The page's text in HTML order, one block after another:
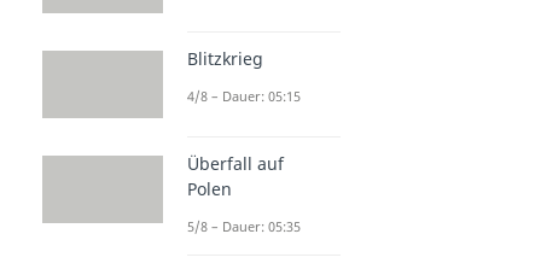
Blitzkrieg
4/8 – Dauer: 05:15
Überfall auf
Polen
5/8 – Dauer: 05:35